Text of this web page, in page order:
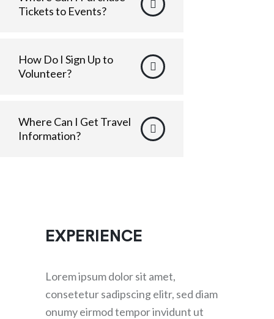
Tickets to Events?
How Do I Sign Up to
Volunteer?
Where Can I Get Travel
Information?
EXPERIENCE
Lorem ipsum dolor sit amet,
consetetur sadipscing elitr, sed diam
onumy eirmod tempor invidunt ut